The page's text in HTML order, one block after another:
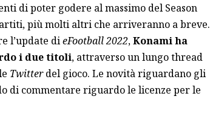
di poter godere al massimo del Season
più molti altri che arriveranno a breve.
l’update dieFootball 2022,Konami ha
i due titoli, attraverso un lungo thread
Twitterdel gioco. Le novità riguardano gli
di commentare riguardo le licenze per le